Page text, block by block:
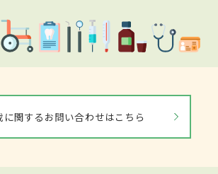
に関するお問い合わせはこちら